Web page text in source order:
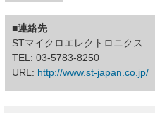
■連絡先
STマイクロエレクトロニクス
TEL: 03-5783-8250
URL: http://www.st-japan.co.jp/